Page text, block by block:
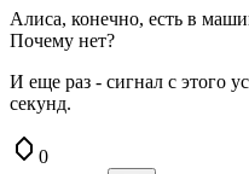
Алиса, конечно, есть в
Почему нет?
И еще раз - сигнал с этого
секунд.
0